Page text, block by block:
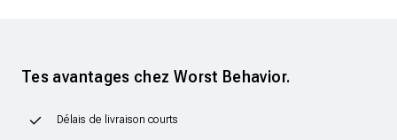
Tes avantages chez Worst Behavior.
Délais de livraison courts